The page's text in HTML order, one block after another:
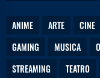
ANIME ARTE CINE
GAMING
MUSICA
STREAMING
TEATRO